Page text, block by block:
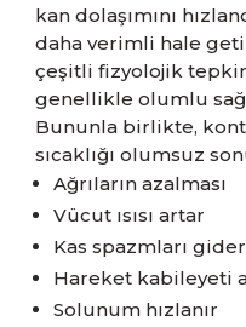
kan dolaşımını
daha verimli hale
çeşitli fizyolojik
genellikle olumlu
Bununla birlikte,
sıcaklığı olumsuz
Ağrıların azalması
Vücut ısısı artar
Kas spazmları
Hareket kabileyeti
Solunum hızlanır